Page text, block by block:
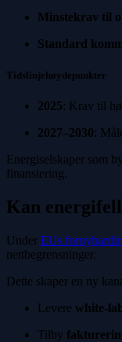
Minstekrav til
Standard
Tidslinjehøydepunkter
2025: Krav til
2027–2030:
Energiselskaper som
finansiering.
Kan
Under EUs
nettbegrensninger.
Dette skaper en ny
Levere white-
Tilby